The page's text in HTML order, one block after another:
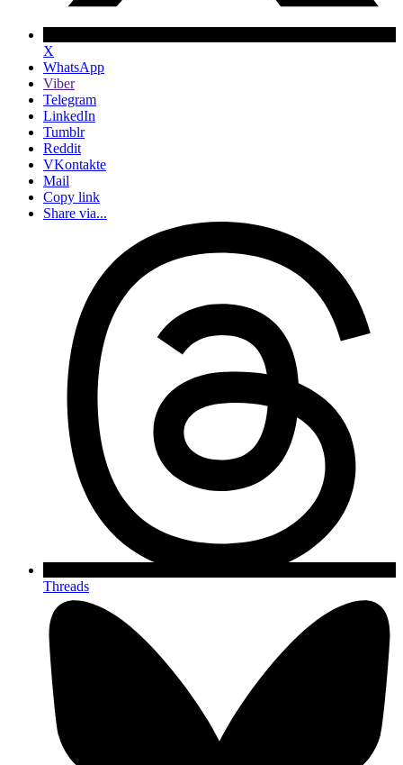
X
WhatsApp
Viber
Telegram
LinkedIn
Tumblr
Reddit
VKontakte
Mail
Copy link
Share via...
Threads